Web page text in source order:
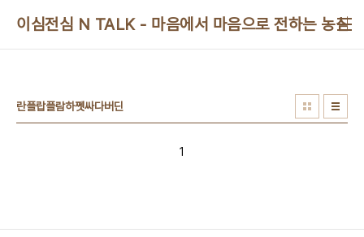
이심전심 N TALK - 마음에서 마음으로 전하는 농심
란플랍플람하쩻싸다버딘
1